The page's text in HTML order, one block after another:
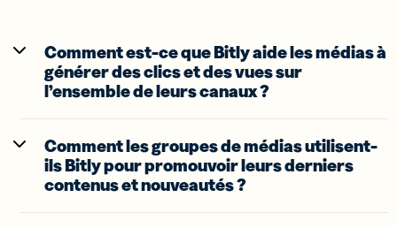
Comment est-ce que Bitly aide les médias à
générer des clics et des vues sur
l’ensemble de leurs canaux ?
Comment les groupes de médias utilisent-
ils Bitly pour promouvoir leurs derniers
contenus et nouveautés ?